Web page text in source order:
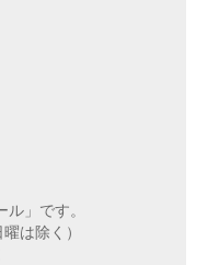
」です。
は除く）